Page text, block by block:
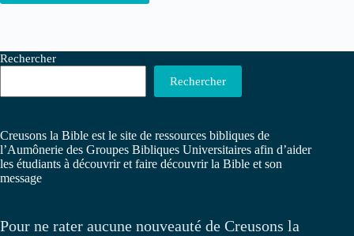
Rechercher
Rechercher
Creusons la Bible est le site de ressources bibliques de
l’Aumônerie des Groupes Bibliques Universitaires afin d’aider
les étudiants à découvrir et faire découvrir la Bible et son
message
Pour ne rater aucune nouveauté de Creusons la